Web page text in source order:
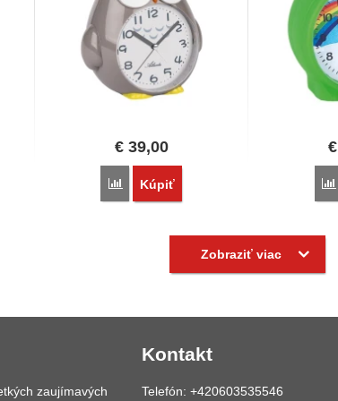
€39,00
Porovnať
Kúpiť
€
Zobraziť viac
zaujímavých
Kontakt
Telefón: +420603535546